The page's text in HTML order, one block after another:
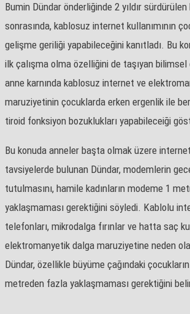
Bumin Dündar önderliğinde 2 yıldır
sonrasında, kablosuz internet kullanımının
gelişme geriliği yapabileceğini kanıtladı. Bu
ilk çalışma olma özelliğini de taşıyan bilimsel
anne karnında kablosuz internet ve
maruziyetinin çocuklarda erken ergenlik ile
tiroid fonksiyon bozuklukları yapabileceiği
Bu konuda anneler başta olmak üzere internet
tavsiyelerde bulunan Dündar, modemlerin
tutulmasını, hamile kadınların modeme 1
yaklaşmaması gerektiğini söyledi. Kablolu
telefonları, mikrodalga fırınlar ve hatta saç
elektromanyetik dalga maruziyetine neden
Dündar, özellikle büyüme çağındaki
metreden fazla yaklaşmaması gerektiğini